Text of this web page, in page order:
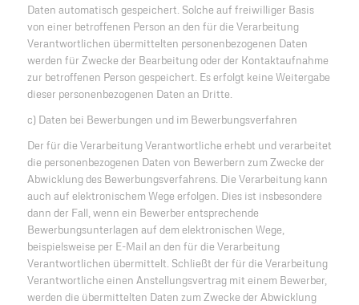
Daten automatisch gespeichert. Solche auf freiwilliger Basis
von einer betroffenen Person an den für die Verarbeitung
Verantwortlichen übermittelten personenbezogenen Daten
werden für Zwecke der Bearbeitung oder der Kontaktaufnahme
zur betroffenen Person gespeichert. Es erfolgt keine Weitergabe
dieser personenbezogenen Daten an Dritte.
c) Daten bei Bewerbungen und im Bewerbungsverfahren
Der für die Verarbeitung Verantwortliche erhebt und verarbeitet
die personenbezogenen Daten von Bewerbern zum Zwecke der
Abwicklung des Bewerbungsverfahrens. Die Verarbeitung kann
auch auf elektronischem Wege erfolgen. Dies ist insbesondere
dann der Fall, wenn ein Bewerber entsprechende
Bewerbungsunterlagen auf dem elektronischen Wege,
beispielsweise per E-Mail an den für die Verarbeitung
Verantwortlichen übermittelt. Schließt der für die Verarbeitung
Verantwortliche einen Anstellungsvertrag mit einem Bewerber,
werden die übermittelten Daten zum Zwecke der Abwicklung